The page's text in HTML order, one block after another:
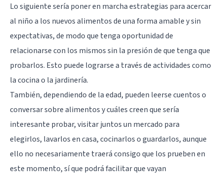
Lo siguiente sería poner en marcha estrategias para acercar
al niño a los nuevos alimentos de una forma amable y sin
expectativas, de modo que tenga oportunidad de
relacionarse con los mismos sin la presión de que tenga que
probarlos. Esto puede lograrse a través de actividades como
la cocina o la jardinería.
También, dependiendo de la edad, pueden leerse cuentos o
conversar sobre alimentos y cuáles creen que sería
interesante probar, visitar juntos un mercado para
elegirlos, lavarlos en casa, cocinarlos o guardarlos, aunque
ello no necesariamente traerá consigo que los prueben en
este momento, sí que podrá facilitar que vayan